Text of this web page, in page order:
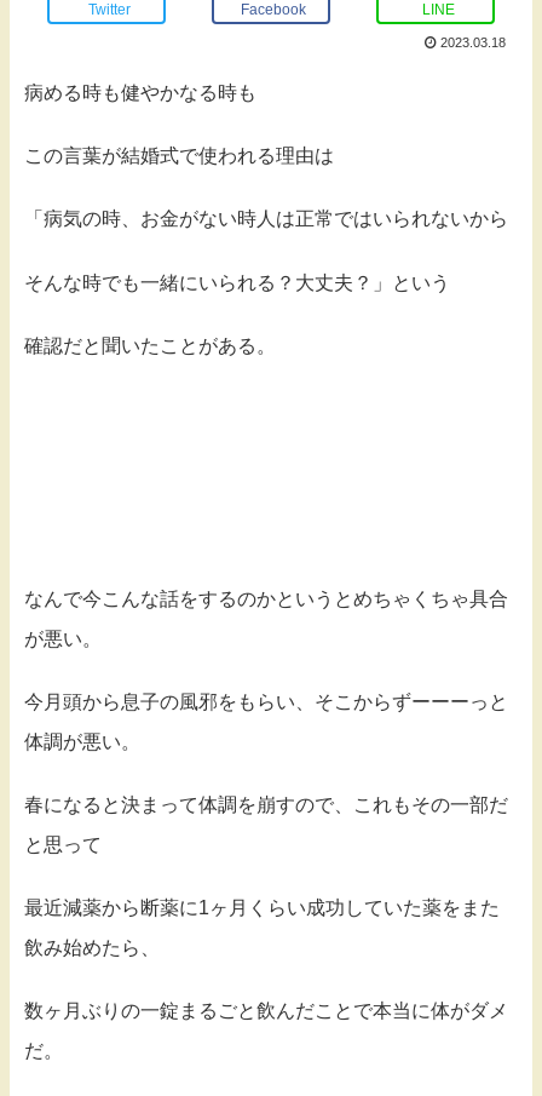
Twitter Facebook LINE
2023.03.18
病める時も健やかなる時も
この言葉が結婚式で使われる理由は
「病気の時、お金がない時人は正常ではいられないから
そんな時でも一緒にいられる？大丈夫？」という
確認だと聞いたことがある。
なんで今こんな話をするのかというとめちゃくちゃ具合
が悪い。
今月頭から息子の風邪をもらい、そこからずーーーっと
体調が悪い。
春になると決まって体調を崩すので、これもその一部だ
と思って
最近減薬から断薬に1ヶ月くらい成功していた薬をまた
飲み始めたら、
数ヶ月ぶりの一錠まるごと飲んだことで本当に体がダメ
だ。